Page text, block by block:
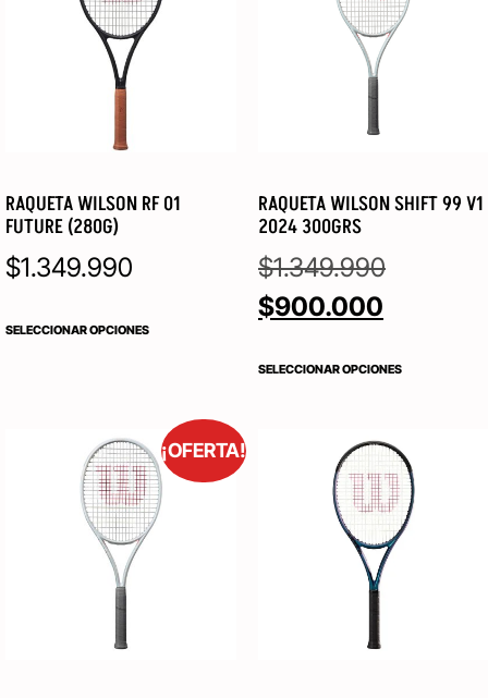
RAQUETA WILSON RF 01
FUTURE (280G)
$1.349.990
SELECCIONAR OPCIONES
RAQUETA WILSON SHIFT 99 V1
2024 300GRS
$1.349.990
$900.000
SELECCIONAR OPCIONES
¡OFERTA!